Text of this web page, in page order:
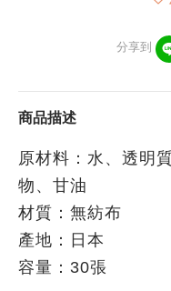
分享到
商品描述
原材料：水、透明
物、甘油
材質：無紡布
產地：日本
容量：30張